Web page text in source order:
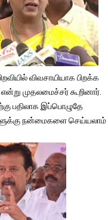
விவசாயியாக பிறக்க
முதலமைச்சர் கூறினார்.
பதிலாக இப்பொழுதே
நன்மைகளை செய்யலாம்